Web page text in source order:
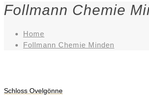
Follmann Chemie
Home
Follmann Chemie Minden
Schloss Ovelgönne